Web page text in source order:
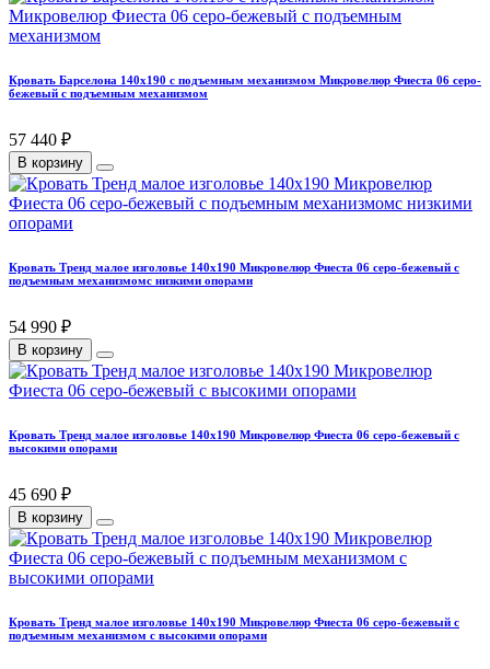
Кровать Барселона 140х190 с подъемным механизмом Микровелюр Фиеста 06 серо-
бежевый с подъемным механизмом
57 440 ₽
В корзину
Кровать Тренд малое изголовье 140х190 Микровелюр Фиеста 06 серо-бежевый с
подъемным механизмомс низкими опорами
54 990 ₽
В корзину
Кровать Тренд малое изголовье 140х190 Микровелюр Фиеста 06 серо-бежевый с
высокими опорами
45 690 ₽
В корзину
Кровать Тренд малое изголовье 140х190 Микровелюр Фиеста 06 серо-бежевый с
подъемным механизмом с высокими опорами